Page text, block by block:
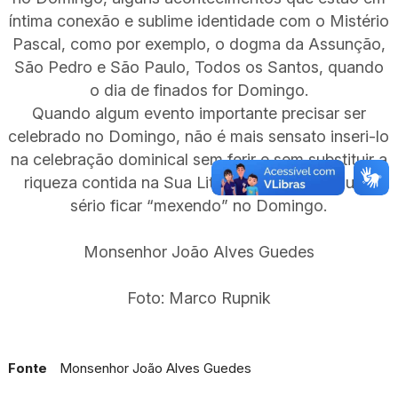
íntima conexão e sublime identidade com o Mistério
Pascal, como por exemplo, o dogma da Assunção,
São Pedro e São Paulo, Todos os Santos, quando
o dia de finados for Domingo.
Quando algum evento importante precisar ser
celebrado no Domingo, não é mais sensato inseri-lo
na celebração dominical sem ferir e sem substituir a
riqueza contida na Sua Liturgia própria? É muito
sério ficar “mexendo” no Domingo.
Monsenhor João Alves Guedes
Foto: Marco Rupnik
Fonte Monsenhor João Alves Guedes